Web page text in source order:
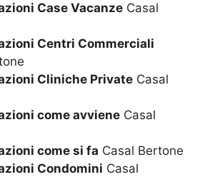
Case Vacanze Casal
Centri Commerciali
Cliniche Private Casal
come avviene Casal
come si fa Casal Bertone
Condomini Casal